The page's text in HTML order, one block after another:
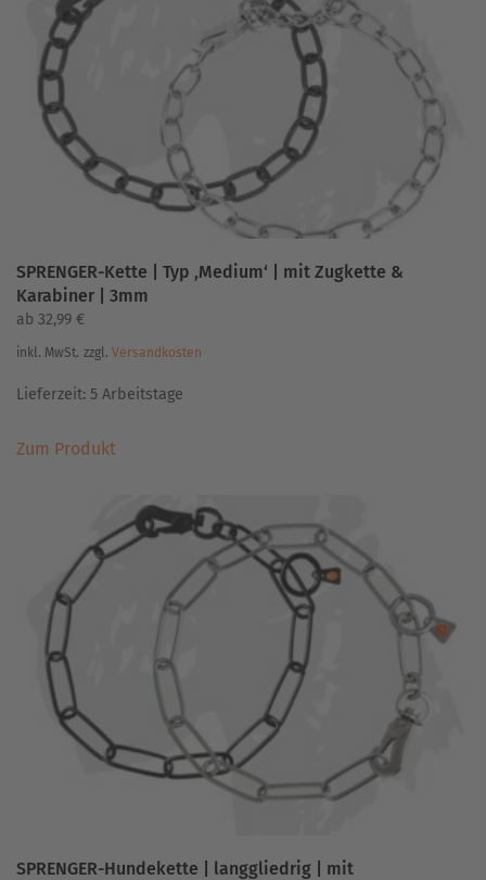
Produktseite
gewählt
werden
SPRENGER-Kette | Typ ‚Medium‘ | mit Zugkette &
Karabiner | 3mm
ab 32,99 €
inkl. MwSt. zzgl. Versandkosten
Lieferzeit: 5 Arbeitstage
Zum ProduktProdukt
mehrere
Varianten
auf.
Optionen
Produktseite
gewählt
werden
SPRENGER-Hundekette | langgliedrig | mit